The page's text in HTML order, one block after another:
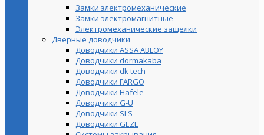
Замки электромеханические
Замки электромагнитные
Электромеханические защелки
Дверные доводчики
Доводчики ASSA ABLOY
Доводчики dormakaba
Доводчики dk tech
Доводчики FARGO
Доводчики Hafele
Доводчики G-U
Доводчики SLS
Доводчики GEZE